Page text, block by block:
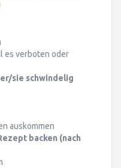
es verboten oder
sie schwindelig
auskommen
backen (nach